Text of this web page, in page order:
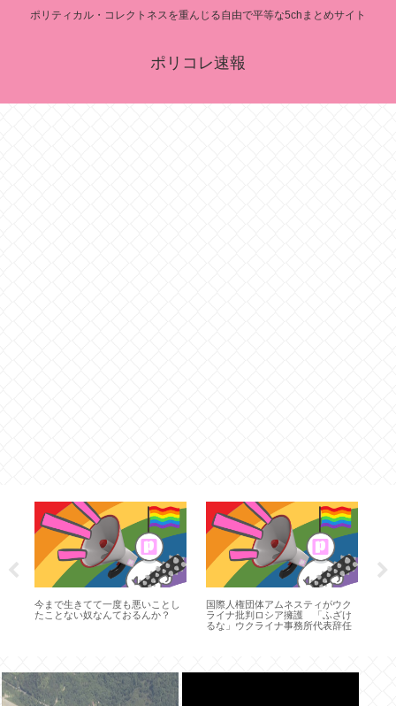
ポリティカル・コレクトネスを重んじる自由で平等な5chまとめサイト
ポリコレ速報
今まで生きてて一度も悪いことし
たことない奴なんておるんか？
国際人権団体アムネスティがウク
ライナ批判ロシア擁護 「ふざけ
るな」ウクライナ事務所代表辞任